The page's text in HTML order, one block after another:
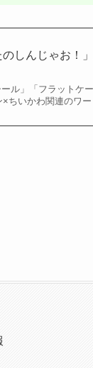
しんじゃお！
ル」「フラットケ
×ちいかわ関連のワ